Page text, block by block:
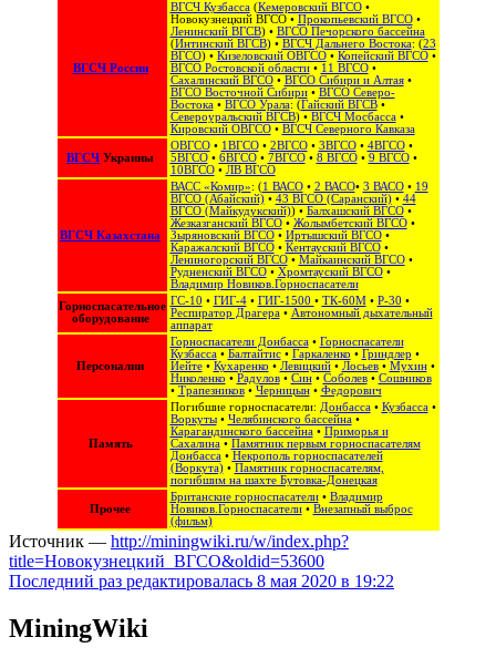
ВГСЧ России
ВГСЧ Кузбасса(Кемеровский ВГСО•
Новокузнецкий ВГСО• Прокопьевский ВГСО•
Ленинский ВГСВ) • ВГСО Печорского бассейна
(Интинский ВГСВ) • ВГСЧ Дальнего Востока: (23
ВГСО) • Кизеловский ОВГСО• Копейский ВГСО•
ВГСО Ростовской области• 11 ВГСО•
Сахалинский ВГСО‎ • ВГСО Сибири и Алтая‎ •
ВГСО Восточной Сибири• ВГСО Северо-
Востока‎‎ • ВГСО Урала: (Гайский ВГСВ•
Североуральский ВГСВ) • ВГСЧ Мосбасса•
Кировский ОВГСО• ВГСЧ Северного Кавказа
ВГСЧ Украины
ОВГСО• 1ВГСО• 2ВГСО• 3ВГСО• 4ВГСО•
5ВГСО• 6ВГСО• 7ВГСО• 8 ВГСО• 9 ВГСО•
10ВГСО• ЛВ ВГСО
ВГСЧ Казахстана
ВАСС «Комир»: (1 ВАСО• 2 ВАСО• 3 ВАСО• 19
ВГСО (Абайский)• 43 ВГСО (Саранский)• 44
ВГСО (Майкудукский)) • Балхашский ВГСО•
Жезказганский ВГСО• Жолымбетский ВГСО•
Зыряновский ВГСО• Иртышский ВГСО•
Каражалский ВГСО• Кентауский ВГСО•
Лениногорский ВГСО• Майкаинский ВГСО•
Рудненский ВГСО• Хромтауский ВГСО•
Владимир Новиков.Горноспасатели
Горноспасательное
оборудование
ГС-10 • ГИГ-4• ГИГ-1500 • ТК-60М• Р-30 •
Респиратор Драгера• Автономный дыхательный
аппарат
Персоналии
Горноспасатели Донбасса• Горноспасатели
Кузбасса• Балтайтис• Гаркаленко • Гриндлер •
Иейте• Кухаренко • Левицкий• Лосьев• Мухин•
Николенко • Радулов• Син• Соболев• Сошников
• Трапезников• Черницын• Федорович
Память
Погибшие горноспасатели: Донбасса• Кузбасса•
Воркуты• Челябинского бассейна•
Карагандинского бассейна• Приморья и
Сахалина• Памятник первым горноспасателям
Донбасса• Некрополь горноспасателей
(Воркута)• Памятник горноспасателям,
погибшим на шахте Бутовка-Донецкая
Прочее
Британские горноспасатели• Владимир
Новиков.Горноспасатели• Внезапный выброс
(фильм)
Источник — http://miningwiki.ru/w/index.php?
title=Новокузнецкий_ВГСО&oldid=53600
Последний раз редактировалась 8 мая 2020 в 19:22
MiningWiki